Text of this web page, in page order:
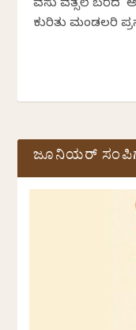
ವಸು ವತ್ಸಲೆ ಬರೆದ
ಕುರಿತು ಮಂಡಲಗಿರಿ
ಜೂನಿಯರ್